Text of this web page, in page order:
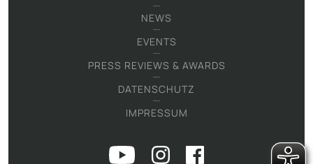
NEWS
EVENTS
PRESS REVIEWS & AWARDS
DATENSCHUTZ
IMPRESSUM